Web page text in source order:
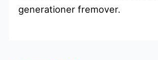
generationer fremover.